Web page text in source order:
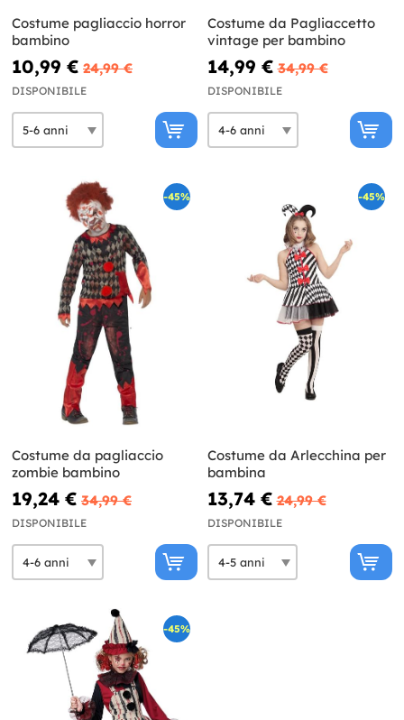
Costume pagliaccio horror
bambino
10,99 € 24,99 €
DISPONIBILE
Costume da Pagliaccetto
vintage per bambino
14,99 € 34,99 €
DISPONIBILE
-45%
Costume da pagliaccio
zombie bambino
19,24 € 34,99 €
DISPONIBILE
-45%
Costume da Arlecchina per
bambina
13,74 € 24,99 €
DISPONIBILE
-45%